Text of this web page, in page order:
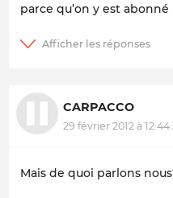
parce qu’on y est abonné
CARPACCO
29 février 2012 à
Mais de quoi parlons